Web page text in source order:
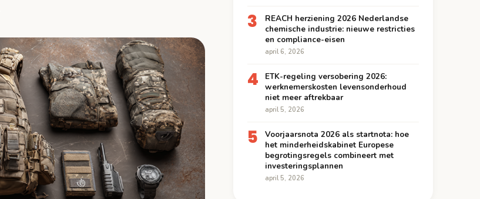
3
REACH herziening 2026 Nederlandse
chemische industrie: nieuwe restricties
en compliance-eisen
april 6, 2026
4
ETK-regeling versobering 2026:
werknemerskosten levensonderhoud
niet meer aftrekbaar
april 5, 2026
5
Voorjaarsnota 2026 als startnota: hoe
het minderheidskabinet Europese
begrotingsregels combineert met
investeringsplannen
april 5, 2026